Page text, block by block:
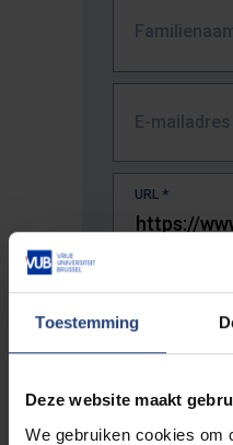
Toestemming
Deze website maakt
We gebruiken cookies om
E-mailadres
URL *
De volledige URL